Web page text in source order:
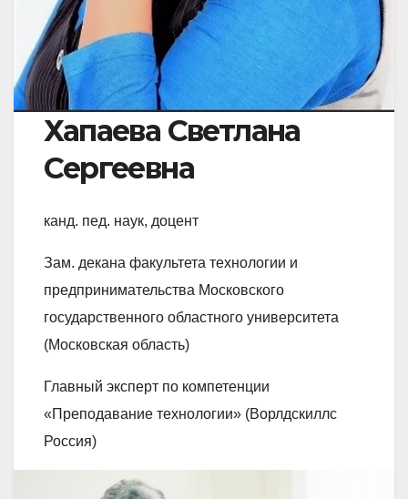
Хапаева Светлана
Сергеевна
канд. пед. наук, доцент
Зам. декана факультета технологии и
предпринимательства Московского
государственного областного университета
(Московская область)
Главный эксперт по компетенции
«Преподавание технологии» (Ворлдскиллс
Россия)